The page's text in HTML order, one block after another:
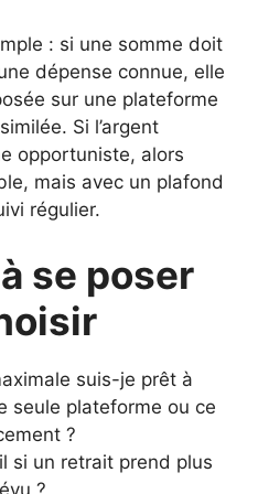
: si une somme doit
dépense connue, elle
sur une plateforme
Si l’argent
opportuniste, alors
mais avec un plafond
régulier.
se poser
suis-je prêt à
seule plateforme ou ce
?
si un retrait prend plus
?